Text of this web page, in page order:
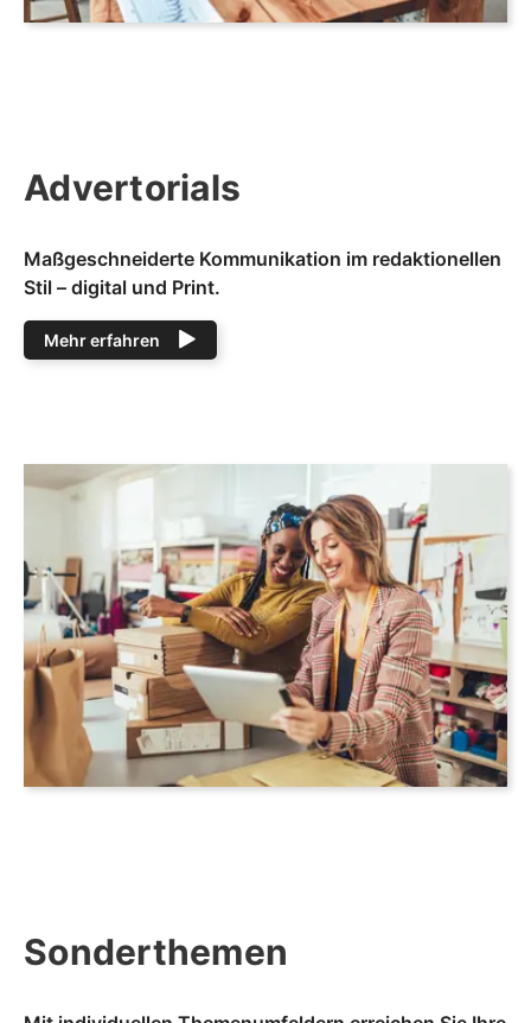
Advertorials
Maßgeschneiderte Kommunikation im redaktionellen
Stil – digital und Print.
Mehr erfahren
Sonderthemen